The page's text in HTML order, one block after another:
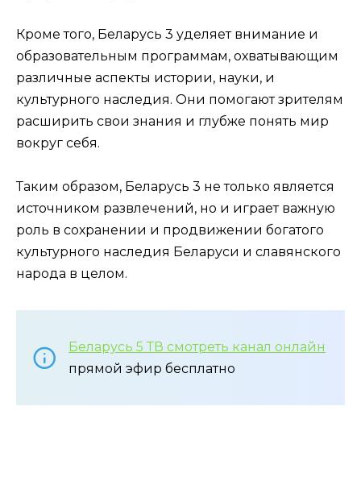
Кроме того, Беларусь 3 уделяет внимание и
образовательным программам, охватывающим
различные аспекты истории, науки, и
культурного наследия. Они помогают зрителям
расширить свои знания и глубже понять мир
вокруг себя.
Таким образом, Беларусь 3 не только является
источником развлечений, но и играет важную
роль в сохранении и продвижении богатого
культурного наследия Беларуси и славянского
народа в целом.
Беларусь 5 ТВ смотреть канал онлайн
прямой эфир бесплатно